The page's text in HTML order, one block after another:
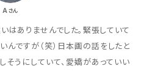
Aさん
はありませんでした。緊張していて
んですが（笑）日本画の話をしたと
そうにしていて、愛嬌があっていい